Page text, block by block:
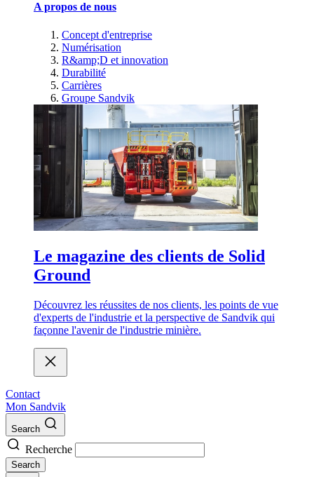
A propos de nous
Concept d'entreprise
Numérisation
R&amp;D et innovation
Durabilité
Carrières
Groupe Sandvik
Le magazine des clients de Solid
Ground
Découvrez les réussites de nos clients, les points de vue
d'experts de l'industrie et la perspective de Sandvik qui
façonne l'avenir de l'industrie minière.
Contact
Mon Sandvik
Search
Recherche
Search